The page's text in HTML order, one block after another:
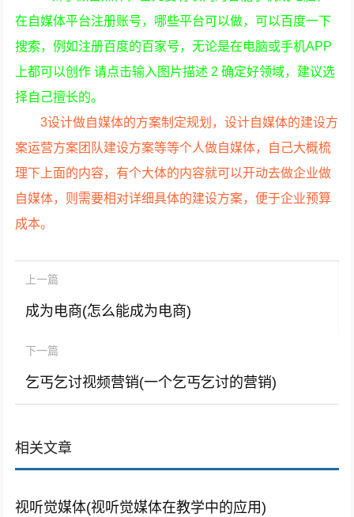
在自媒体平台注册账号，哪些平台可以做，可以百度一下
搜索，例如注册百度的百家号，无论是在电脑或手机APP
上都可以创作 请点击输入图片描述 2 确定好领域，建议选
择自己擅长的。
3设计做自媒体的方案制定规划，设计自媒体的建设方
案运营方案团队建设方案等等个人做自媒体，自己大概梳
理下上面的内容，有个大体的内容就可以开动去做企业做
自媒体，则需要相对详细具体的建设方案，便于企业预算
成本。
上一篇
成为电商(怎么能成为电商)
下一篇
乞丐乞讨视频营销(一个乞丐乞讨的营销)
相关文章
视听觉媒体(视听觉媒体在教学中的应用)